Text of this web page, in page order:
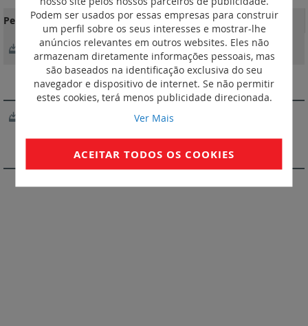
Perfil ambiental do produto
LGJSZTIDGM
SOFTWARE
VIDEOS
Podem ser usados por essas empresas para construir
um perfil sobre os seus interesses e mostrar-lhe
anúncios relevantes em outros websites. Eles não
armazenam diretamente informações pessoais, mas
são baseados na identificação exclusiva do seu
navegador e dispositivo de internet. Se não permitir
estes cookies, terá menos publicidade direcionada.
Ver Mais
ACEITAR TODOS OS COOKIES